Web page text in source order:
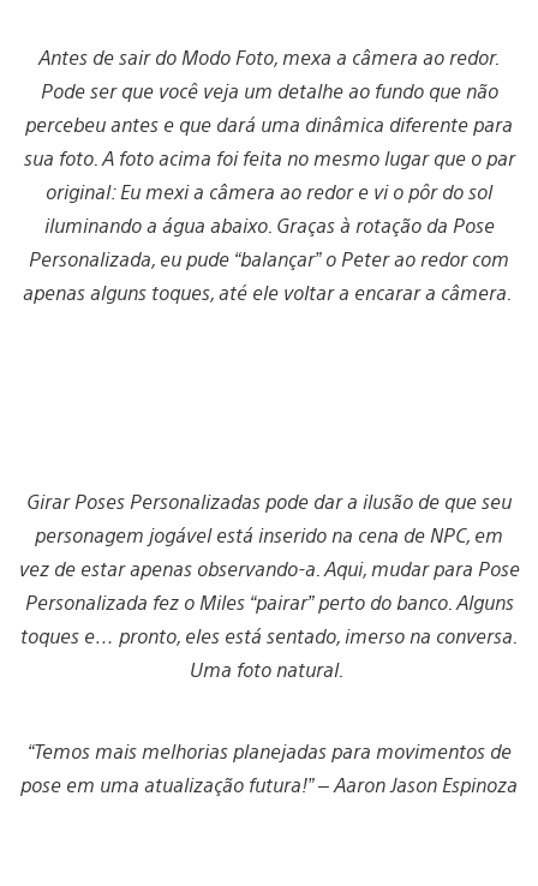
Antes de sair do Modo Foto, mexa a câmera ao redor.
Pode ser que você veja um detalhe ao fundo que não
percebeu antes e que dará uma dinâmica diferente para
sua foto. A foto acima foi feita no mesmo lugar que o par
original: Eu mexi a câmera ao redor e vi o pôr do sol
iluminando a água abaixo. Graças à rotação da Pose
Personalizada, eu pude “balançar” o Peter ao redor com
apenas alguns toques, até ele voltar a encarar a câmera.
Girar Poses Personalizadas pode dar a ilusão de que seu
personagem jogável está inserido na cena de NPC, em
vez de estar apenas observando-a. Aqui, mudar para Pose
Personalizada fez o Miles “pairar” perto do banco. Alguns
toques e… pronto, eles está sentado, imerso na conversa.
Uma foto natural.
“Temos mais melhorias planejadas para movimentos de
pose em uma atualização futura!” – Aaron Jason Espinoza